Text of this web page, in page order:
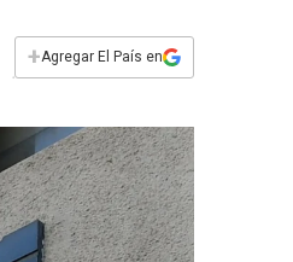
+Agregar El País en